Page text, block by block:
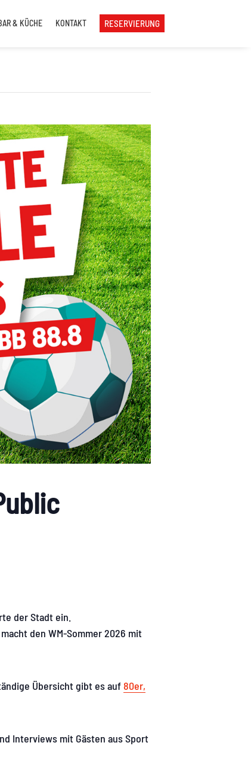
& KÜCHE KONTAKT RESERVIERUNG
der Stadt ein.
den WM-Sommer 2026 mit
Übersicht gibt es auf80er,
Interviews mit Gästen aus Sport